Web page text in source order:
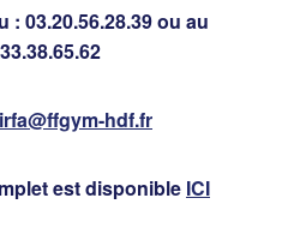
: 03.20.56.28.39 ou au
irfa@ffgym-hdf.fr
est disponible ICI